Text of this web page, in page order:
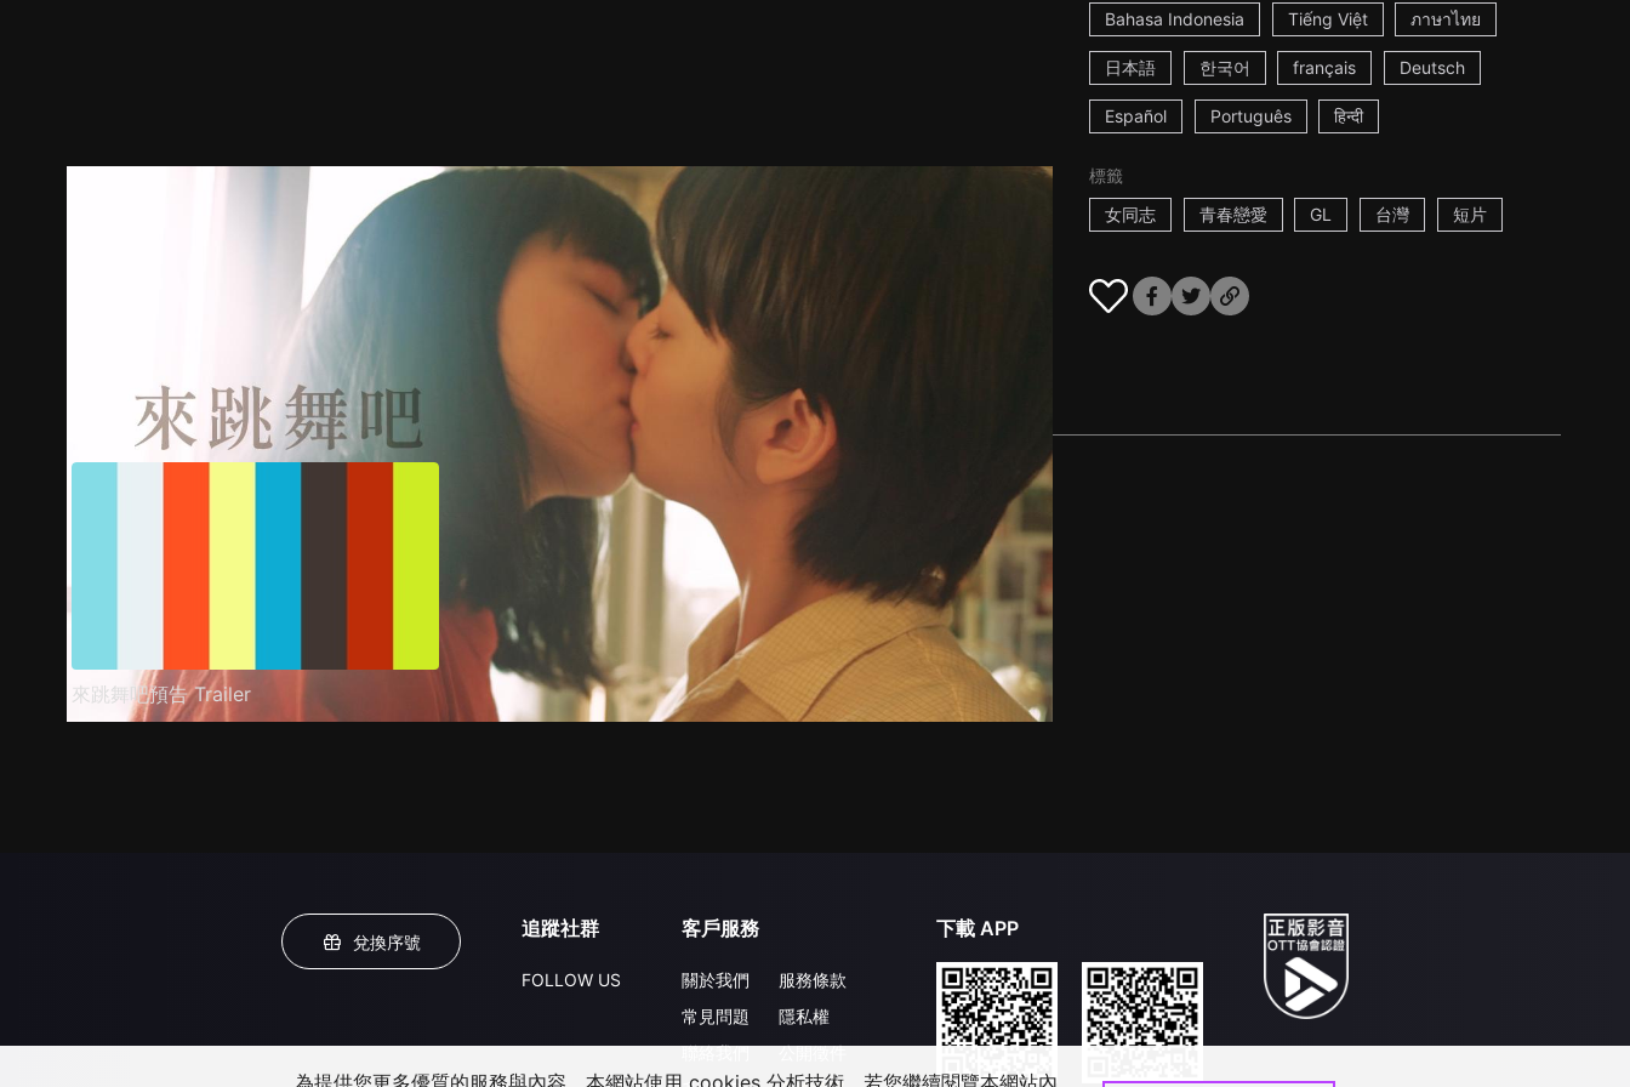
Bahasa Indonesia Tiếng Việt ภาษาไทย
日本語 한국어 français Deutsch
Español Português हिन्दी
標籤
女同志
青春戀愛 GL 台灣 短片
劇照 推薦影片 劇情介紹
來跳舞吧預告 Trailer
兌換序號
追蹤社群
FOLLOW US
客戶服務
關於我們
常見問題
聯絡我們
服務條款
隱私權
公開徵件
下載 APP
為提供您更多優質的服務與內容，本網站使用 cookies 分析技術。若您繼續閱覽本網站內